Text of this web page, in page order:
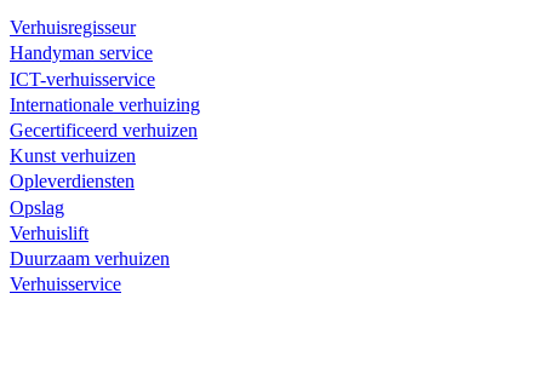
Verhuisregisseur
Handyman service
ICT-verhuisservice
Internationale verhuizing
Gecertificeerd verhuizen
Kunst verhuizen
Opleverdiensten
Opslag
Verhuislift
Duurzaam verhuizen
Verhuisservice